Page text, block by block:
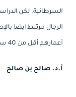
السرطانية. لكن
الرجال مرتبط ايضا
أعمارهم أقل من 40 سنة.
أ.د. صالح بن صالح